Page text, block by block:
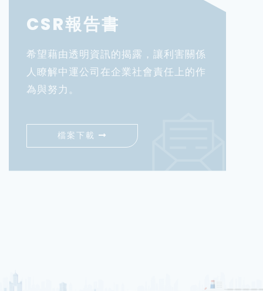
CSR報告書
希望藉由透明資訊的揭露，讓利害關係
人瞭解中運公司在企業社會責任上的作
為與努力。
檔案下載